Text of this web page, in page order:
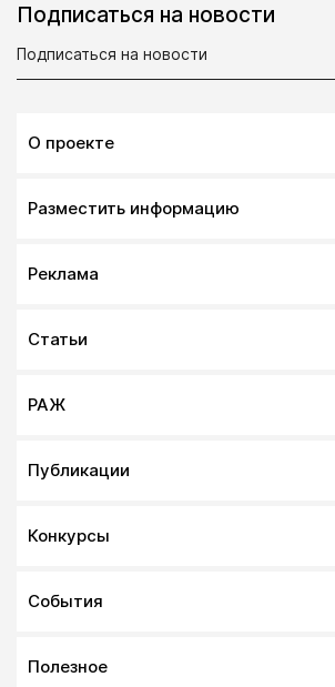
Подписаться на новости
О проекте
Разместить информацию
Реклама
Статьи
РАЖ
Публикации
Конкурсы
События
Полезное